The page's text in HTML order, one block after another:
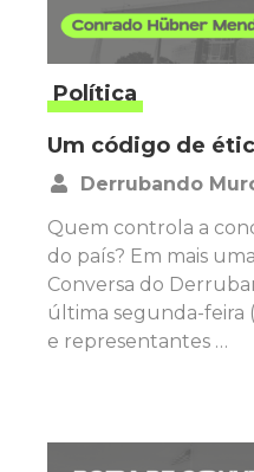
Política
Um código de
Derrubando
Quem controla a
do país? Em mais
Conversa do
última segunda-feira
e representantes …